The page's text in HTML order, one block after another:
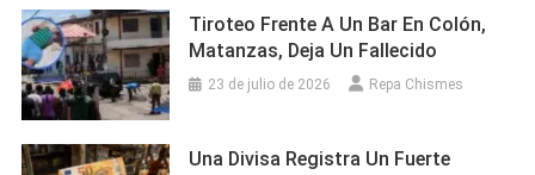
Tiroteo Frente A Un Bar En Colón,
Matanzas, Deja Un Fallecido
23 de julio de 2026 Repa Chismes
Una Divisa Registra Un Fuerte